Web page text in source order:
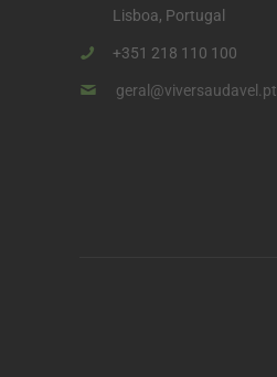
Lisboa, Portugal
+351 218 110 100
geral@viversaudavel.pt